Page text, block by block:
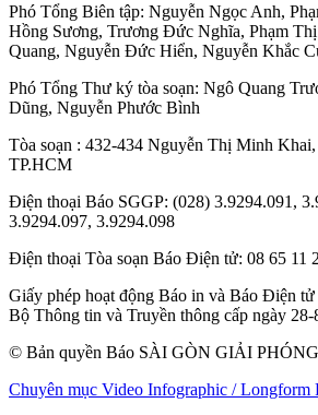
Phó Tổng Biên tập: Nguyễn Ngọc Anh,
Hồng Sương, Trương Đức Nghĩa, Phạm
Quang, Nguyễn Đức Hiển, Nguyễn Khắc
Phó Tổng Thư ký tòa soạn: Ngô Quang
Dũng, Nguyễn Phước Bình
Tòa soạn : 432-434 Nguyễn Thị Minh
TP.HCM
Điện thoại Báo SGGP: (028) 3.9294.091,
3.9294.097, 3.9294.098
Điện thoại Tòa soạn Báo Điện tử: 08 65 11
Giấy phép hoạt động Báo in và Báo Điện
Bộ Thông tin và Truyền thông cấp ngày 28-
© Bản quyền Báo SÀI GÒN GIẢI
Chuyên mục Video Infographic / Longform